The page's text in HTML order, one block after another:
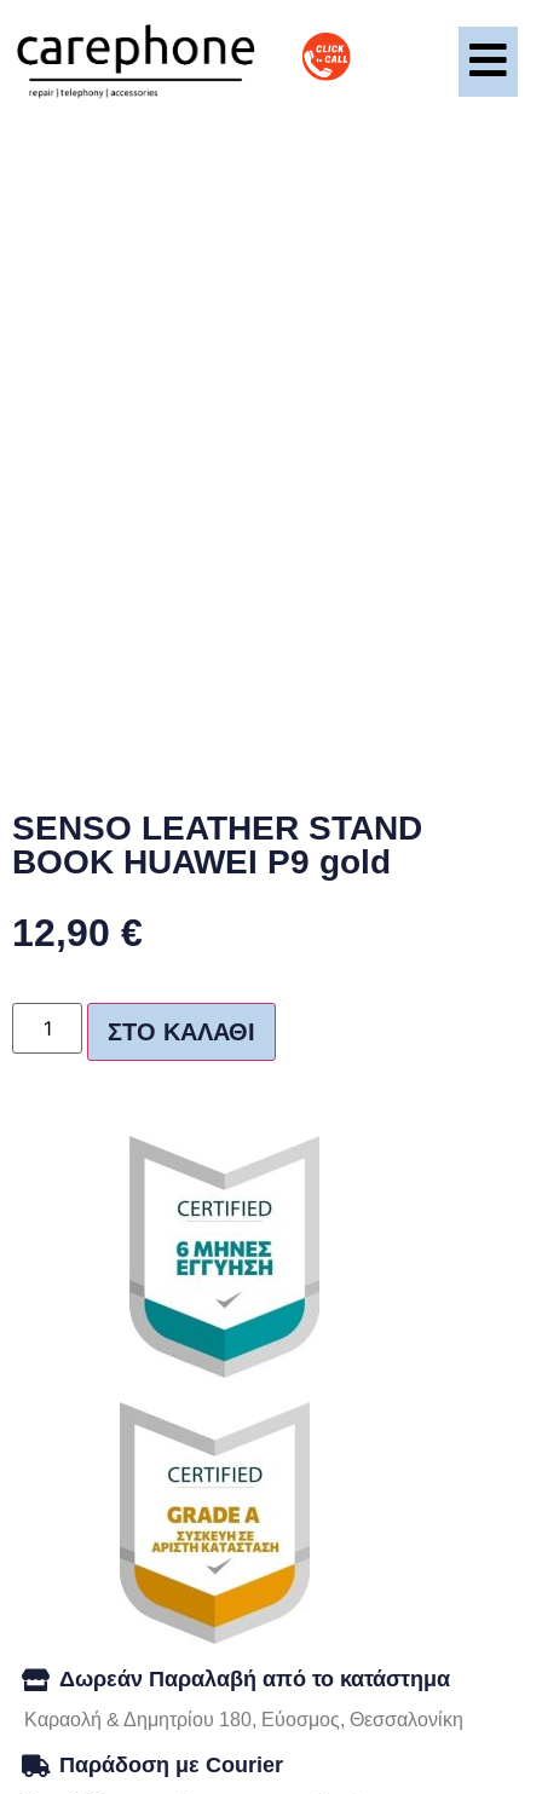
SENSO LEATHER STAND
BOOK HUAWEI P9 gold
12,90 €
ΣΤΟ ΚΑΛΆΘΙ
Δωρεάν Παραλαβή από το κατάστημα
Καραολή & Δημητρίου 180, Εύοσμος, Θεσσαλονίκη
Παράδοση με Courier